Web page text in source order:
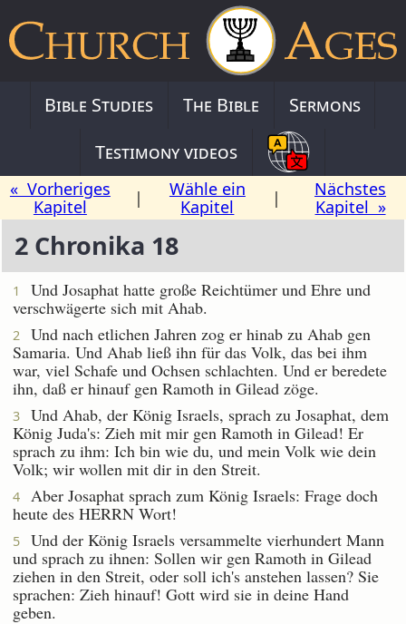
Bible Studies The Bible
Sermons
Testimony videos
« Vorheriges
Kapitel
|
Wähle ein
Kapitel
|
Nächstes
Kapitel »
2 Chronika 18
1
Und Josaphat hatte große Reichtümer und Ehre und
verschwägerte sich mit Ahab.
2
Und nach etlichen Jahren zog er hinab zu Ahab gen
Samaria. Und Ahab ließ ihn für das Volk, das bei ihm
war, viel Schafe und Ochsen schlachten. Und er beredete
ihn, daß er hinauf gen Ramoth in Gilead zöge.
3
Und Ahab, der König Israels, sprach zu Josaphat, dem
König Juda's: Zieh mit mir gen Ramoth in Gilead! Er
sprach zu ihm: Ich bin wie du, und mein Volk wie dein
Volk; wir wollen mit dir in den Streit.
4
Aber Josaphat sprach zum König Israels: Frage doch
heute des HERRN Wort!
5
Und der König Israels versammelte vierhundert Mann
und sprach zu ihnen: Sollen wir gen Ramoth in Gilead
ziehen in den Streit, oder soll ich's anstehen lassen? Sie
sprachen: Zieh hinauf! Gott wird sie in deine Hand
geben.